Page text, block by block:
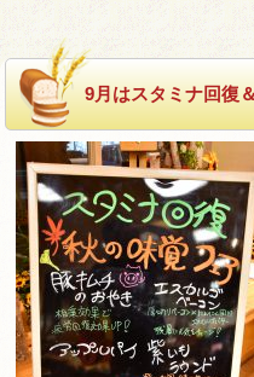
9月はスタミナ回復